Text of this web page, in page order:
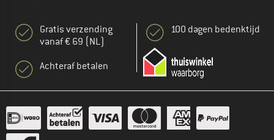
Gratis verzending
vanaf € 69 (NL)
Achteraf betalen
100 dagen bedenktijd